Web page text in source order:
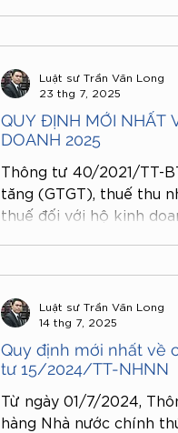
QUY ĐỊNH MỚI NHẤT
DOANH 2025
Thông tư 40/2021/TT-
tăng (GTGT), thuế thu
thuế đối với hộ kinh
nền tảng cho một hệ
với yêu cầu phát triển
Luật sư Trần Văn Long
23 thg 7, 2025
Quy định mới nhất về
tư 15/2024/TT-NHNN
Từ ngày 01/7/2024,
hàng Nhà nước chính
Luật sư Trần Văn Long
14 thg 7, 2025